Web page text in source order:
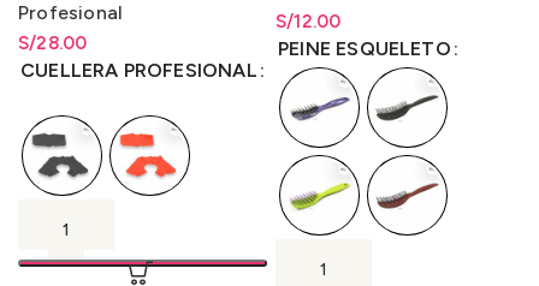
Profesional
S/28.00
Rango de precios: desde
S/28.00hastaS/28.00
CUELLERA PROFESIONAL
S/12.00
Rango de precios: desde
S/12.00hastaS/12.00
PEINE ESQUELETO